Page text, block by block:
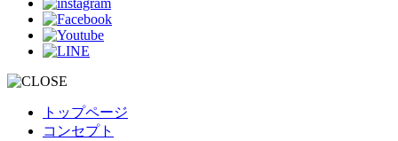
トップページ
コンセプト